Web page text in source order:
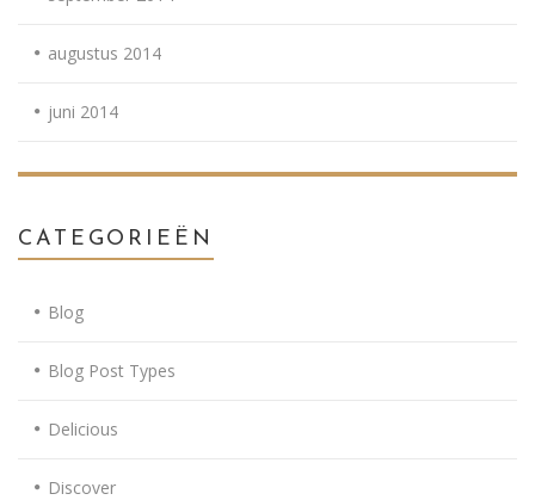
augustus 2014
juni 2014
CATEGORIEËN
Blog
Blog Post Types
Delicious
Discover